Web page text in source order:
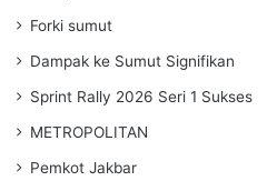
Forki sumut
Dampak ke Sumut Signifikan
Sprint Rally 2026 Seri 1 Sukses
METROPOLITAN
Pemkot Jakbar